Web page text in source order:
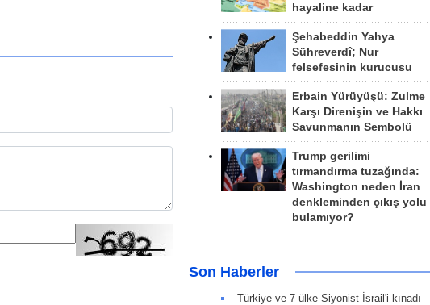
hayaline kadar
Şehabeddin Yahya
Sühreverdî; Nur
felsefesinin kurucusu
Erbain Yürüyüşü: Zulme
Karşı Direnişin ve Hakkı
Savunmanın Sembolü
Trump gerilimi
tırmandırma tuzağında:
Washington neden İran
denkleminden çıkış yolu
bulamıyor?
Son Haberler
Türkiye ve 7 ülke Siyonist İsrail'i kınadı